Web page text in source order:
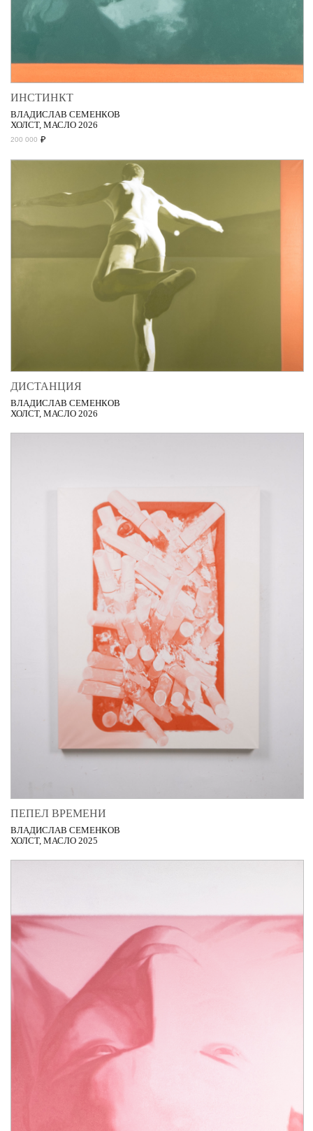
ИНСТИНКТ
ВЛАДИСЛАВ СЕМЕНКОВ
ХОЛСТ, МАСЛО 2026
200 000 ₽
ДИСТАНЦИЯ
ВЛАДИСЛАВ СЕМЕНКОВ
ХОЛСТ, МАСЛО 2026
ПЕПЕЛ ВРЕМЕНИ
ВЛАДИСЛАВ СЕМЕНКОВ
ХОЛСТ, МАСЛО 2025